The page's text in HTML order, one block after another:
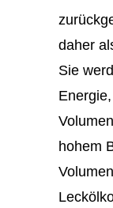
daher
Sie
hohem